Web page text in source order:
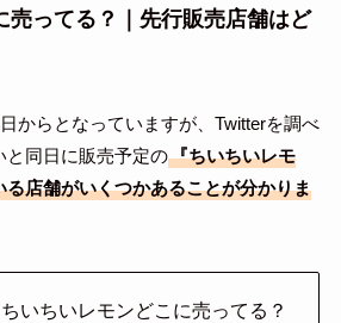
売ってる？｜先行販売店舗はど
からとなっていますが、Twitterを調べ
と同日に販売予定の『ちいちいレモ
店舗がいくつかあることが分かりま
ちいちいレモンどこに売ってる？